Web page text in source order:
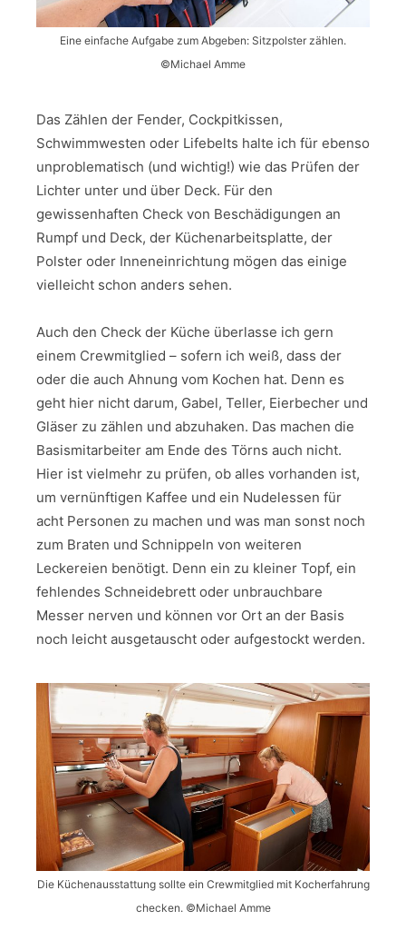
Eine einfache Aufgabe zum Abgeben: Sitzpolster zählen.
©Michael Amme
Das Zählen der Fender, Cockpitkissen,
Schwimmwesten oder Lifebelts halte ich für ebenso
unproblematisch (und wichtig!) wie das Prüfen der
Lichter unter und über Deck. Für den
gewissenhaften Check von Beschädigungen an
Rumpf und Deck, der Küchenarbeitsplatte, der
Polster oder Inneneinrichtung mögen das einige
vielleicht schon anders sehen.
Auch den Check der Küche überlasse ich gern
einem Crewmitglied – sofern ich weiß, dass der
oder die auch Ahnung vom Kochen hat. Denn es
geht hier nicht darum, Gabel, Teller, Eierbecher und
Gläser zu zählen und abzuhaken. Das machen die
Basismitarbeiter am Ende des Törns auch nicht.
Hier ist vielmehr zu prüfen, ob alles vorhanden ist,
um vernünftigen Kaffee und ein Nudelessen für
acht Personen zu machen und was man sonst noch
zum Braten und Schnippeln von weiteren
Leckereien benötigt. Denn ein zu kleiner Topf, ein
fehlendes Schneidebrett oder unbrauchbare
Messer nerven und können vor Ort an der Basis
noch leicht ausgetauscht oder aufgestockt werden.
Die Küchenausstattung sollte ein Crewmitglied mit Kocherfahrung
checken. ©Michael Amme